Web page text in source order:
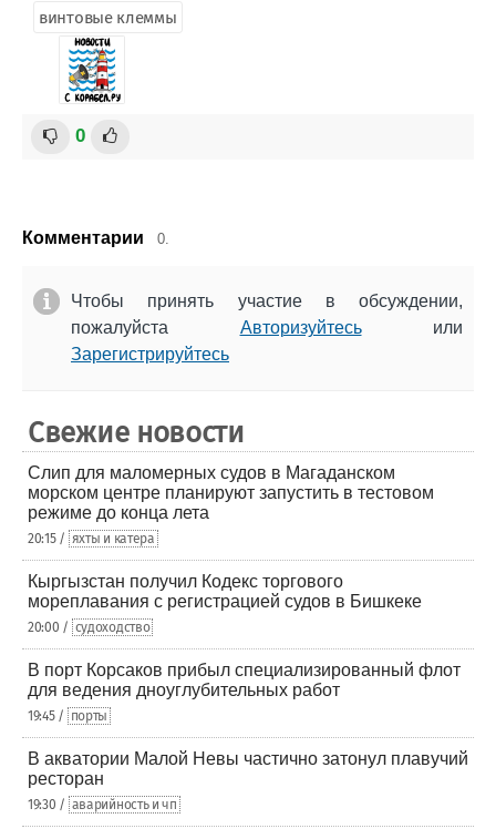
винтовые клеммы
0
Комментарии 0.
Чтобы принять участие в обсуждении,
пожалуйста Авторизуйтесьили
Зарегистрируйтесь
Свежие новости
Слип для маломерных судов в Магаданском
морском центре планируют запустить в тестовом
режиме до конца лета
20:15 / яхты и катера
Кыргызстан получил Кодекс торгового
мореплавания с регистрацией судов в Бишкеке
20:00 / судоходство
В порт Корсаков прибыл специализированный флот
для ведения дноуглубительных работ
19:45 / порты
В акватории Малой Невы частично затонул плавучий
ресторан
19:30 / аварийность и чп